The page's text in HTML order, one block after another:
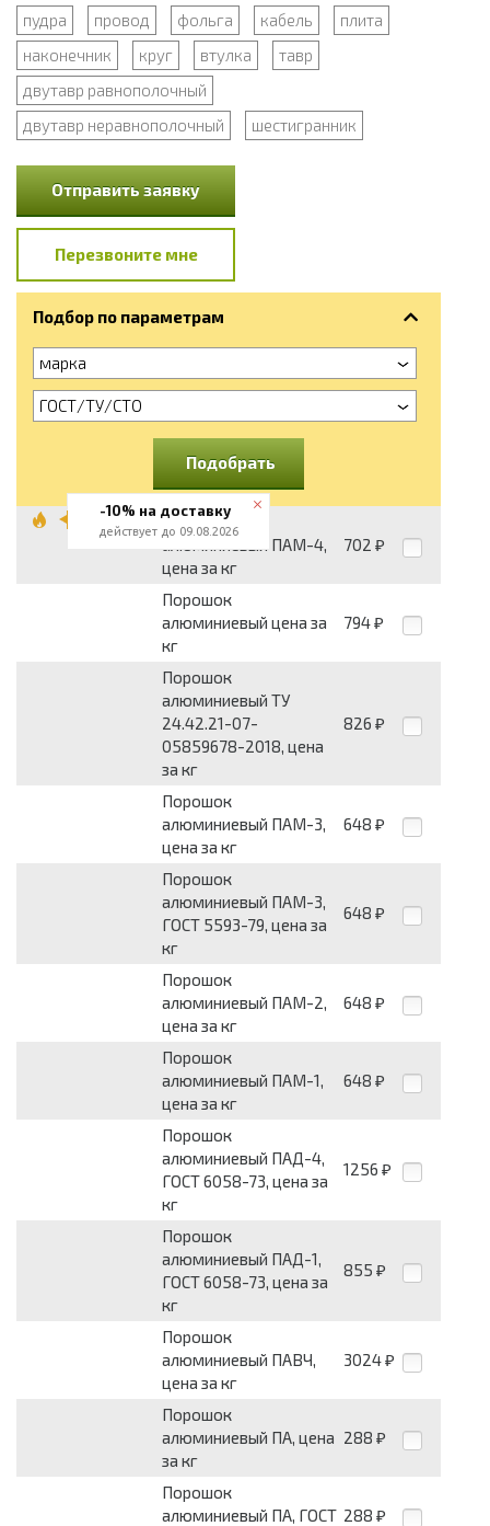
пудра провод фольга кабель
плита
наконечник
круг втулка
тавр
двутавр равнополочный
двутавр неравнополочный
шестигранник
Отправить заявку
Перезвоните мне
Подбор по параметрам
марка
ГОСТ/ТУ/СТО
Подобрать
Порошок
алюминиевый ПАМ-4,
цена за кг
702 ₽
Порошок
алюминиевый цена за
кг
794 ₽
Порошок
алюминиевый ТУ
24.42.21-07-
05859678-2018, цена
за кг
826 ₽
Порошок
алюминиевый ПАМ-3,
цена за кг
648 ₽
Порошок
алюминиевый ПАМ-3,
ГОСТ 5593-79, цена за
кг
648 ₽
Порошок
алюминиевый ПАМ-2,
цена за кг
648 ₽
Порошок
алюминиевый ПАМ-1,
цена за кг
648 ₽
Порошок
алюминиевый ПАД-4,
ГОСТ 6058-73, цена за
кг
1256 ₽
Порошок
алюминиевый ПАД-1,
ГОСТ 6058-73, цена за
кг
855 ₽
Порошок
алюминиевый ПАВЧ,
цена за кг
3024 ₽
Порошок
алюминиевый ПА, цена
за кг
288 ₽
Порошок
алюминиевый ПА, ГОСТ 288 ₽
-10% на доставку
действует до 09.08.2026